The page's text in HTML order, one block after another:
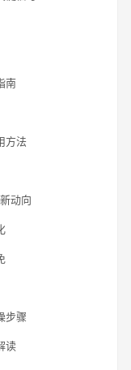
南
方法
动向
步骤
读